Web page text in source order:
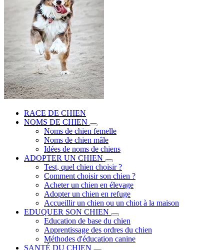
RACE DE CHIEN
NOMS DE CHIEN
Noms de chien femelle
Noms de chien mâle
Idées de noms de chiens
ADOPTER UN CHIEN
Test, quel chien choisir ?
Comment choisir son chien ?
Acheter un chien en élevage
Adopter un chien en refuge
Accueillir un chien ou un chiot à la maison
EDUQUER SON CHIEN
Education de base du chien
Apprentissage des ordres du chien
Méthodes d'éducation canine
SANTÉ DU CHIEN